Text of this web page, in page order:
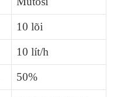
10 lõi
10 lít/h
50%